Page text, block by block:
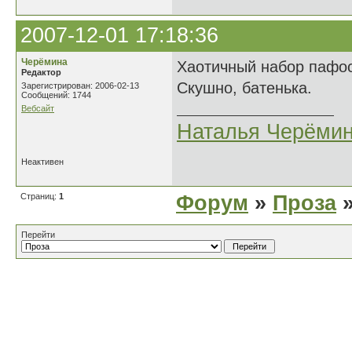
2007-12-01 17:18:36
Черёмина
Редактор
Зарегистрирован: 2006-02-13
Сообщений: 1744
Вебсайт
Хаотичный набор
Скушно, батенька.
Наталья
Неактивен
Страниц: 1 Форум » Проза
Перейти